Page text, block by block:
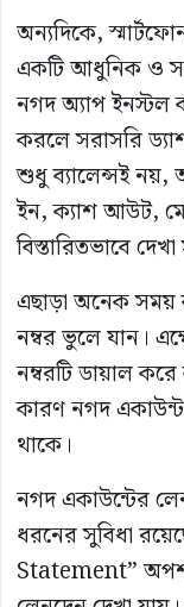
অন্যদিকে,
একটি আধুনিক ও
নগদ অ্যাপ ইনস্টল
করলে সরাসরি
শুধু ব্যালেন্সই নয়,
ইন, ক্যাশ আউট,
বিস্তারিতভাবে
এছাড়া অনেক সময়
নম্বর ভুলে যান।
নম্বরটি ডায়াল
কারণ নগদ
থাকে।
নগদ একাউন্টের
ধরনের সুবিধা
Statement”